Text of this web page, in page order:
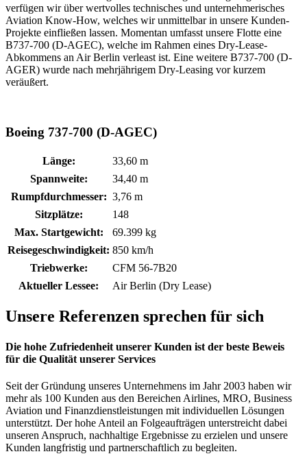
verfügen wir über wertvolles technisches und unternehmerisches
Aviation Know-How, welches wir unmittelbar in unsere Kunden-
Projekte einfließen lassen. Momentan umfasst unsere Flotte eine
B737-700 (D-AGEC), welche im Rahmen eines Dry-Lease-
Abkommens an Air Berlin verleast ist. Eine weitere B737-700 (D-
AGER) wurde nach mehrjährigem Dry-Leasing vor kurzem
veräußert.
Boeing 737-700 (D-AGEC)
Länge:
33,60 m
Spannweite:
34,40 m
Rumpfdurchmesser: 3,76 m
Sitzplätze:
148
Max. Startgewicht:
69.399 kg
Reisegeschwindigkeit: 850 km/h
Triebwerke:
CFM 56-7B20
Aktueller Lessee:
Air Berlin (Dry Lease)
Unsere Referenzen sprechen für sich
Die hohe Zufriedenheit unserer Kunden ist der beste Beweis
für die Qualität unserer Services
Seit der Gründung unseres Unternehmens im Jahr 2003 haben wir
mehr als 100 Kunden aus den Bereichen Airlines, MRO, Business
Aviation und Finanzdienstleistungen mit individuellen Lösungen
unterstützt. Der hohe Anteil an Folgeaufträgen unterstreicht dabei
unseren Anspruch, nachhaltige Ergebnisse zu erzielen und unsere
Kunden langfristig und partnerschaftlich zu begleiten.